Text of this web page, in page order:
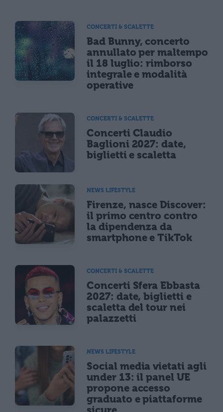
CONCERTI & SCALETTE
Bad Bunny, concerto
annullato per maltempo
il 18 luglio: rimborso
integrale e modalità
operative
CONCERTI & SCALETTE
Concerti Claudio
Baglioni 2027: date,
biglietti e scaletta
NEWS LIFESTYLE
Firenze, nasce Discover:
il primo centro contro
la dipendenza da
smartphone e TikTok
CONCERTI & SCALETTE
Concerti Sfera Ebbasta
2027: date, biglietti e
scaletta del tour nei
palazzetti
NEWS LIFESTYLE
Social media vietati agli
under 13: il panel UE
propone accesso
graduato e piattaforme